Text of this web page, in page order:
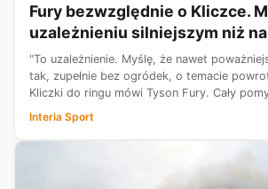
Fury bezwzględnie o Kliczce.
uzależnieniu silniejszym niż
"To uzależnienie. Myślę, że nawet
tak, zupełnie bez ogródek, o temacie
Kliczki do ringu mówi Tyson Fury. Cały
"szaleństwem", od razu sygnalizując, skąd
Tymczasem Ukraini...
Interia Sport